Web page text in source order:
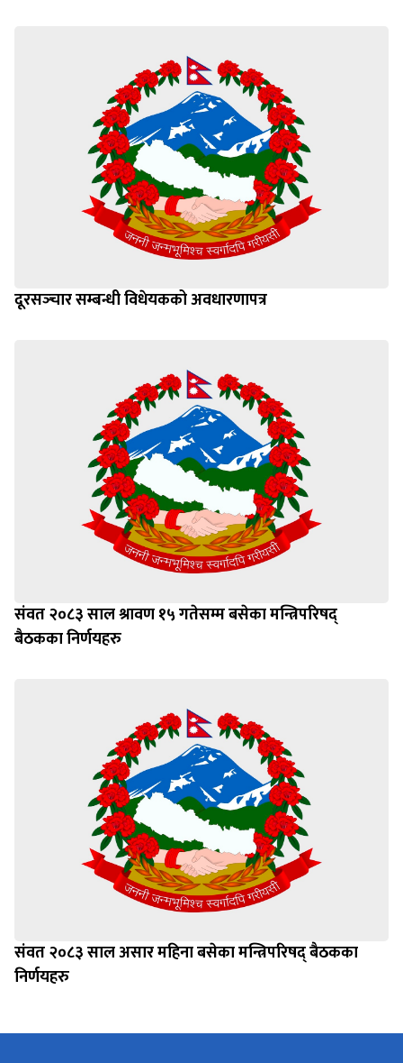
दूरसञ्‍चार सम्बन्धी विधेयकको अवधारणापत्र
संवत २०८३ साल श्रावण १५ गतेसम्म बसेका मन्त्रिपरिषद्
बैठकका निर्णयहरु
संवत २०८३ साल असार महिना बसेका मन्त्रिपरिषद् बैठकका
निर्णयहरु